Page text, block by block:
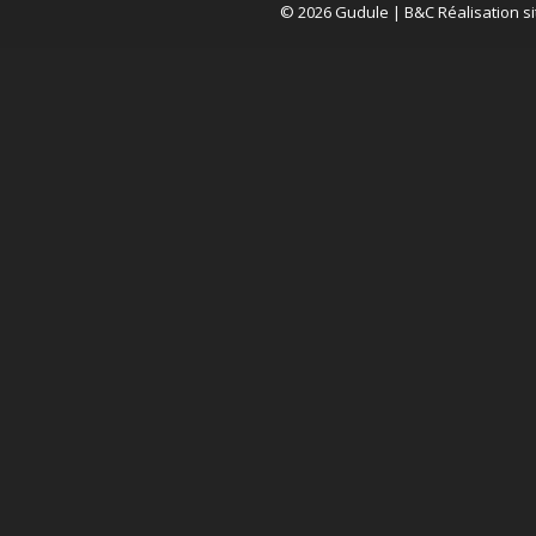
© 2026 Gudule | B&C Réalisation